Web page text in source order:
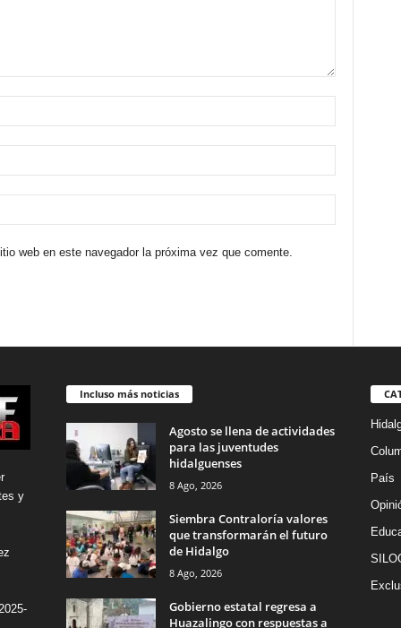
web en este navegador la próxima vez que comente.
y
Incluso más noticias
Agosto se llena de actividades
para las juventudes
hidalguenses
8 Ago, 2026
Siembra Contraloría valores
que transformarán el futuro
de Hidalgo
8 Ago, 2026
Gobierno estatal regresa a
Huazalingo con respuestas a
País